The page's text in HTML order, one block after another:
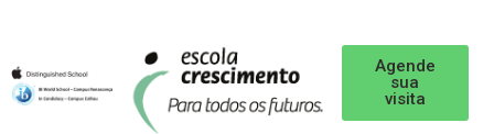
Agende
sua
visita